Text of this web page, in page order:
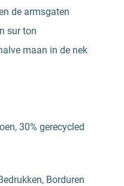
de armsgaten
sur ton
maan in de nek
30% gerecycled
Borduren